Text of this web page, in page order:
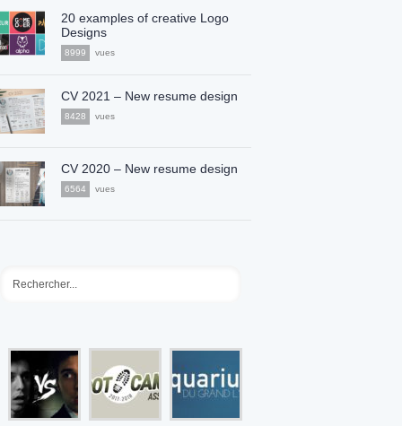
20 examples of creative Logo
Designs
8999 vues
CV 2021 – New resume design
8428 vues
CV 2020 – New resume design
6564 vues